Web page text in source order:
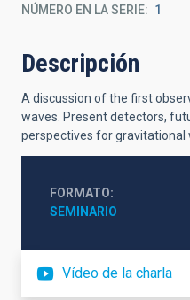
NÚMERO EN LA SERIE 1
Descripción
A discussion of the first
waves. Present detectors,
perspectives for gravitational
FORMATO
SEMINARIO
Vídeo de la charla